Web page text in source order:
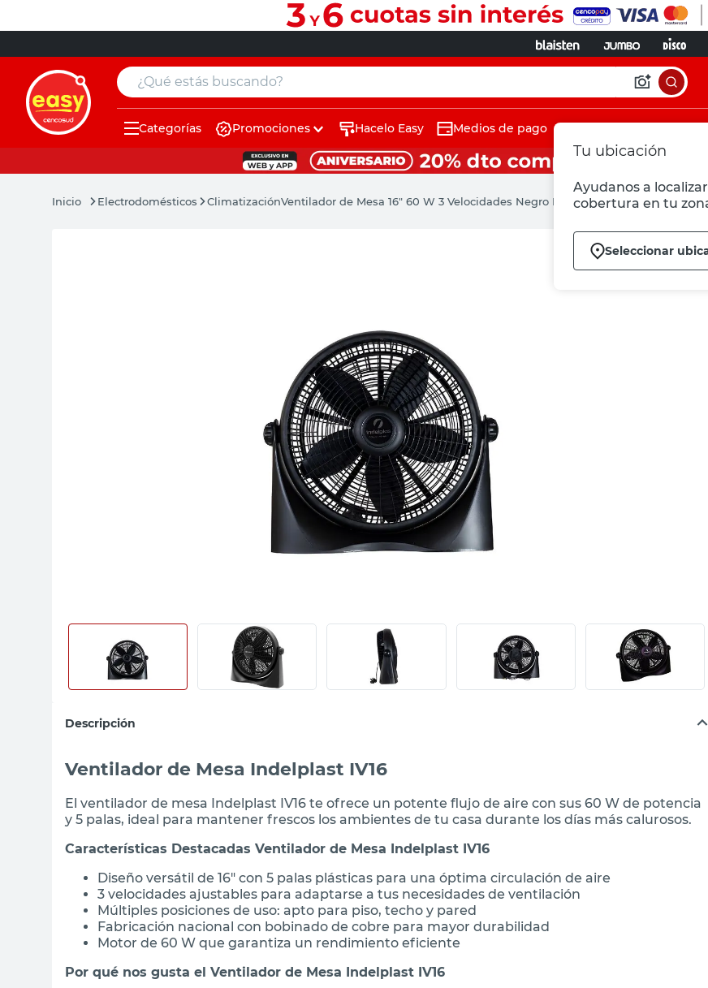
¿Qué estás buscando?
Tu ubicación
Ayudanos a
cobertura en tu
Seleccionar
Categorías Promociones Hacelo Easy Medios de pago
Electrodomésticos ClimatizaciónVentilador de Mesa 16" 60 W 3 Velocidades Negro IV16 Indelplast
Descripción
Ventilador de Mesa Indelplast IV16
El ventilador de mesa Indelplast IV16 te ofrece un potente flujo de aire con sus 60 W de potencia
y 5 palas, ideal para mantener frescos los ambientes de tu casa durante los días más calurosos.
Características Destacadas Ventilador de Mesa Indelplast IV16
Diseño versátil de 16" con 5 palas plásticas para una óptima circulación de aire
3 velocidades ajustables para adaptarse a tus necesidades de ventilación
Múltiples posiciones de uso: apto para piso, techo y pared
Fabricación nacional con bobinado de cobre para mayor durabilidad
Motor de 60 W que garantiza un rendimiento eficiente
Por qué nos gusta el Ventilador de Mesa Indelplast IV16
muebles